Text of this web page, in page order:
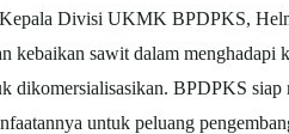
Divisi UKMK BPDPKS,
kebaikan sawit dalam
dikomersialisasikan. BPDPKS siap
untuk peluang